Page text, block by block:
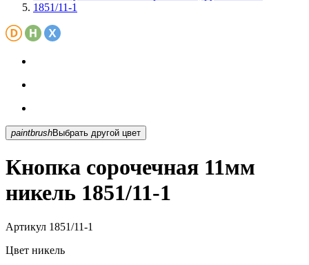
1851/11-1
paintbrush Выбрать другой цвет
Кнопка сорочечная 11мм
никель 1851/11-1
Артикул 1851/11-1
Цвет никель